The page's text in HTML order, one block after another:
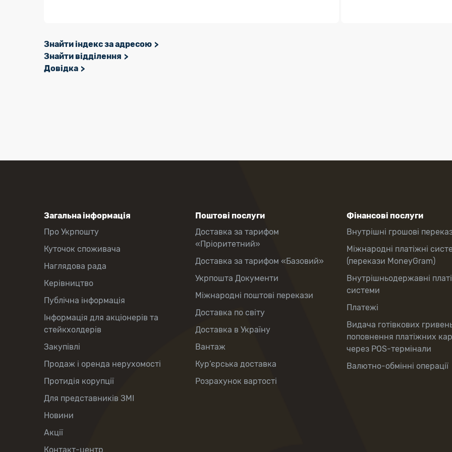
Знайти індекс за адресою
Знайти відділення
Довідка
Загальна інформація
Про Укрпошту
Куточок споживача
Наглядова рада
Керівництво
Публічна інформація
Інформація для акціонерів та
стейкхолдерів
Закупівлі
Продаж і оренда нерухомості
Протидія корупції
Для представників ЗМІ
Новини
Акції
Контакт-центр
Поштові послуги
Доставка за тарифом
«Пріоритетний»
Доставка за тарифом «Базовий»
Укрпошта Документи
Міжнародні поштові перекази
Доставка по світу
Доставка в Україну
Вантаж
Кур’єрська доставка
Розрахунок вартості
Фінансові послуги
Внутрішні грошові
Міжнародні платіжні
(перекази MoneyGram)
Внутрішньодержавні
системи
Платежі
Видача готівкових
поповнення платіжних
через POS-термінали
Валютно-обмінні операції